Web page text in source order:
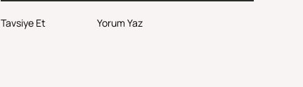
Tavsiye Et Yorum Yaz